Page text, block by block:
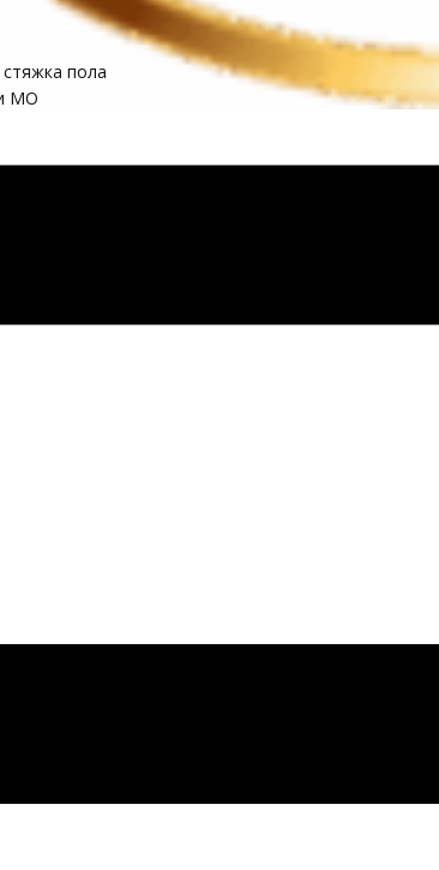
пола
МО